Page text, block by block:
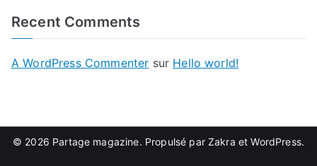
Recent Comments
A WordPress Commenter sur Hello world!
© 2026 Partage magazine. Propulsé par Zakra etWordPress.